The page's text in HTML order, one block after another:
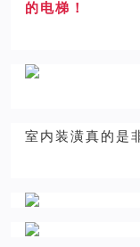
的电梯！
室内装潢真的是